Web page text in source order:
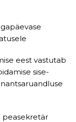
eest vastutab
sise-
peasekretär